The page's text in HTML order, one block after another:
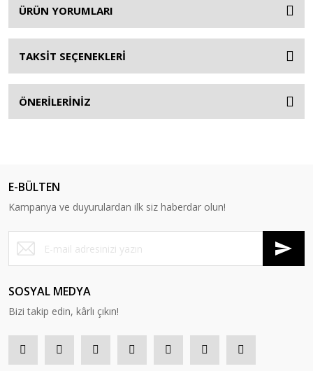
ÜRÜN YORUMLARI
TAKSİT SEÇENEKLERİ
ÖNERİLERİNİZ
E-BÜLTEN
Kampanya ve duyurulardan ilk siz haberdar olun!
SOSYAL MEDYA
Bizi takip edin, kârlı çıkın!